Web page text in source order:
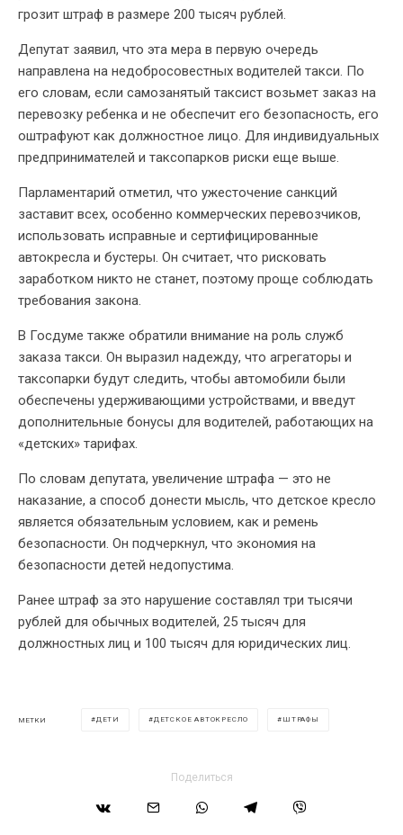
грозит штраф в размере 200 тысяч рублей.
Депутат заявил, что эта мера в первую очередь
направлена на недобросовестных водителей такси. По
его словам, если самозанятый таксист возьмет заказ на
перевозку ребенка и не обеспечит его безопасность, его
оштрафуют как должностное лицо. Для индивидуальных
предпринимателей и таксопарков риски еще выше.
Парламентарий отметил, что ужесточение санкций
заставит всех, особенно коммерческих перевозчиков,
использовать исправные и сертифицированные
автокресла и бустеры. Он считает, что рисковать
заработком никто не станет, поэтому проще соблюдать
требования закона.
В Госдуме также обратили внимание на роль служб
заказа такси. Он выразил надежду, что агрегаторы и
таксопарки будут следить, чтобы автомобили были
обеспечены удерживающими устройствами, и введут
дополнительные бонусы для водителей, работающих на
«детских» тарифах.
По словам депутата, увеличение штрафа — это не
наказание, а способ донести мысль, что детское кресло
является обязательным условием, как и ремень
безопасности. Он подчеркнул, что экономия на
безопасности детей недопустима.
Ранее штраф за это нарушение составлял три тысячи
рублей для обычных водителей, 25 тысяч для
должностных лиц и 100 тысяч для юридических лиц.
МЕТКИ ДЕТИ ДЕТСКОЕ АВТОКРЕСЛО ШТРАФЫ
Поделиться